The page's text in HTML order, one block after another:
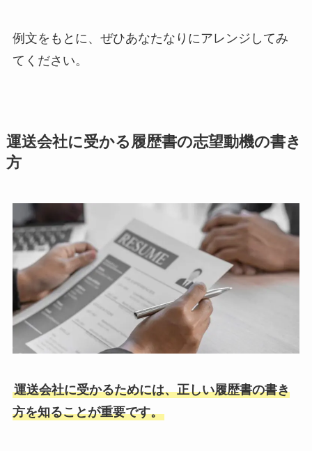
例文をもとに、ぜひあなたなりにアレンジしてみ
てください。
運送会社に受かる履歴書の志望動機の書き
方
運送会社に受かるためには、正しい履歴書の書き
方を知ることが重要です。